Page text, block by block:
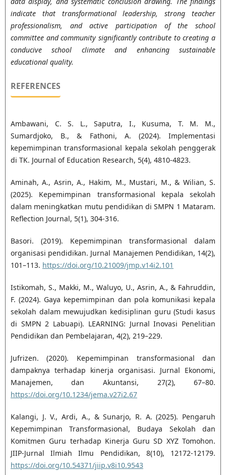
indicate that transformational leadership, strong teacher
professionalism, and active participation of the school
committee and community significantly contribute to creating a
conducive school climate and enhancing sustainable
educational quality.
REFERENCES
Ambawani, C. S. L., Saputra, I., Kusuma, T. M. M.,
Sumardjoko, B., & Fathoni, A. (2024). Implementasi
kepemimpinan transformasional kepala sekolah penggerak
di TK. Journal of Education Research, 5(4), 4810-4823.
Aminah, A., Asrin, A., Hakim, M., Mustari, M., & Wilian, S.
(2025). Kepemimpinan transformasional kepala sekolah
dalam meningkatkan mutu pendidikan di SMPN 1 Mataram.
Reflection Journal, 5(1), 304-316.
Basori. (2019). Kepemimpinan transformasional dalam
organisasi pendidikan. Jurnal Manajemen Pendidikan, 14(2),
101–113. https://doi.org/10.21009/jmp.v14i2.101
Istikomah, S., Makki, M., Waluyo, U., Asrin, A., & Fahruddin,
F. (2024). Gaya kepemimpinan dan pola komunikasi kepala
sekolah dalam mewujudkan kedisiplinan guru (Studi kasus
di SMPN 2 Labuapi). LEARNING: Jurnal Inovasi Penelitian
Pendidikan dan Pembelajaran, 4(2), 219–229.
Jufrizen. (2020). Kepemimpinan transformasional dan
dampaknya terhadap kinerja organisasi. Jurnal Ekonomi,
Manajemen, dan Akuntansi, 27(2), 67–80.
https://doi.org/10.1234/jema.v27i2.67
Kalangi, J. V., Ardi, A., & Sunarjo, R. A. (2025). Pengaruh
Kepemimpinan Transformasional, Budaya Sekolah dan
Komitmen Guru terhadap Kinerja Guru SD XYZ Tomohon.
JIIP-Jurnal Ilmiah Ilmu Pendidikan, 8(10), 12172-12179.
https://doi.org/10.54371/jiip.v8i10.9543